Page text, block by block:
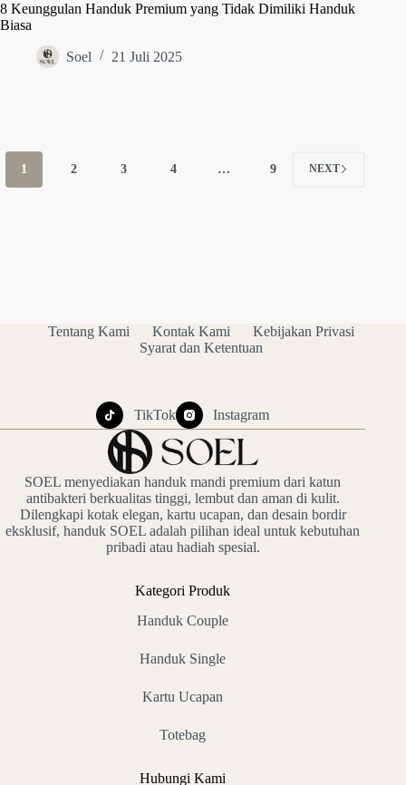
8 Keunggulan Handuk Premium yang Tidak Dimiliki Handuk
Biasa
Soel 21 Juli 2025
1 2 3 4 … 9 NEXT
Tentang Kami Kontak Kami
Kebijakan Privasi
Syarat dan Ketentuan
TikTok Instagram
SOEL menyediakan handuk mandi premium dari katun
antibakteri berkualitas tinggi, lembut dan aman di kulit.
Dilengkapi kotak elegan, kartu ucapan, dan desain bordir
eksklusif, handuk SOEL adalah pilihan ideal untuk kebutuhan
pribadi atau hadiah spesial.
Kategori Produk
Handuk Couple
Handuk Single
Kartu Ucapan
Totebag
Hubungi Kami